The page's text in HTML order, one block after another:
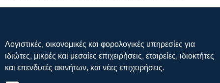
Λογιστικές, οικονομικές και φορολογικές υπηρεσίες για
ιδιώτες, μικρές και μεσαίες επιχειρήσεις, εταιρείες, ιδιοκτήτες
και επενδυτές ακινήτων, και νέες επιχειρήσεις.